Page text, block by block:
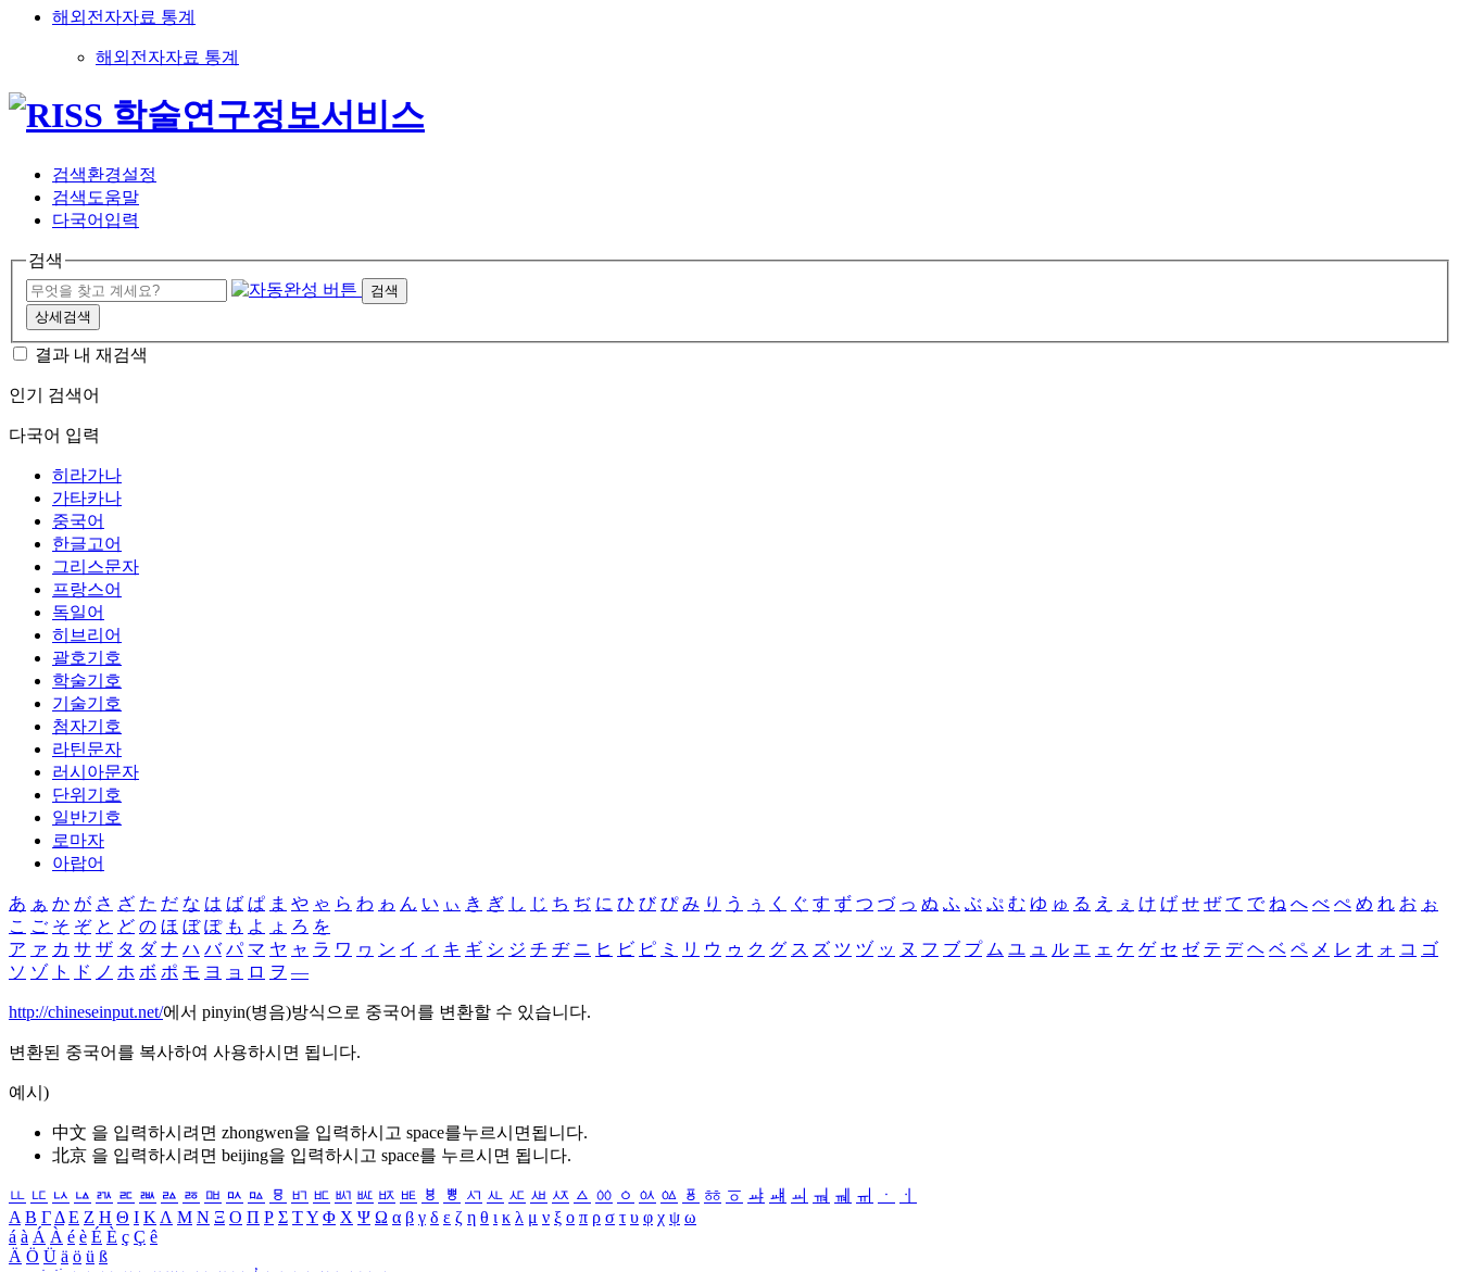
해외전자자료 통계
해외전자자료 통계
검색환경설정
검색도움말
다국어입력
검색
검색
상세검색
결과 내 재검색
인기 검색어
다국어 입력
히라가나
가타카나
중국어
한글고어
그리스문자
프랑스어
독일어
히브리어
괄호기호
학술기호
기술기호
첨자기호
라틴문자
러시아문자
단위기호
일반기호
로마자
아랍어
あ ぁ か が さ ざ た だ な は ば ぱ ま や ゃ ら わ ゎ ん い ぃ き ぎ し じ ち ぢ に ひ び ぴ み り う ぅ く ぐ す ず つ づ っ ぬ ふ ぶ ぷ む ゆ ゅ る え ぇ け げ せ ぜ て で ね へ べ ぺ め れ お ぉ
こ ご そ ぞ と ど の ほ ぼ ぽ も よ ょ ろ を
ア ァ カ サ ザ タ ダ ナ ハ バ パ マ ヤ ャ ラ ワ ヮ ン イ ィ キ ギ シ ジ チ ヂ ニ ヒ ビ ピ ミ リ ウ ゥ ク グ ス ズ ツ ヅ ッ ヌ フ ブ プ ム ユ ュ ル エ ェ ケ ゲ セ ゼ テ デ ヘ ベ ペ メ レ オ ォ コ ゴ
ソ ゾ ト ド ノ ホ ボ ポ モ ヨ ョ ロ ヲ ―
http://chineseinput.net/에서 pinyin(병음)방식으로 중국어를 변환할 수 있습니다.
변환된 중국어를 복사하여 사용하시면 됩니다.
예시)
中文 을 입력하시려면 zhongwen을 입력하시고 space를누르시면됩니다.
北京 을 입력하시려면 beijing을 입력하시고 space를 누르시면 됩니다.
ㅥ ㅦ ㅧ ㅨ ㅩ ㅪ ㅫ ㅬ ㅭ ㅮ ㅯ ㅰ ㅱ ㅲ ㅳ ㅴ ㅵ ㅶ ㅷ ㅸ ㅹ ㅺ ㅻ ㅼ ㅽ ㅾ ㅿ ㆀ ㆁ ㆂ ㆃ ㆄ ㆅ ㆆ ㆇ ㆈ ㆉ ㆊ ㆋ ㆌ ㆍ
ㆎ
Α Β ΓΔ Ε Ζ Η Θ Ι ΚΛ Μ Ν Ξ Ο Π Ρ Σ ΤΥ Φ Χ Ψ Ω α β γ δ ε ζ η θ ι κ λ μ ν ξ ο π ρ σ τ υ φ χ ψ ω
á à Á À é è É È ç Ç ê
Ä Ö Ü ä ö ü ß